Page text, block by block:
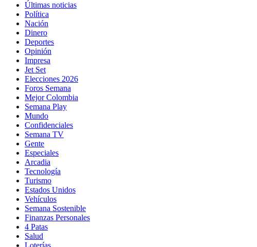
Últimas noticias
Política
Nación
Dinero
Deportes
Opinión
Impresa
Jet Set
Elecciones 2026
Foros Semana
Mejor Colombia
Semana Play
Mundo
Confidenciales
Semana TV
Gente
Especiales
Arcadia
Tecnología
Turismo
Estados Unidos
Vehículos
Semana Sostenible
Finanzas Personales
4 Patas
Salud